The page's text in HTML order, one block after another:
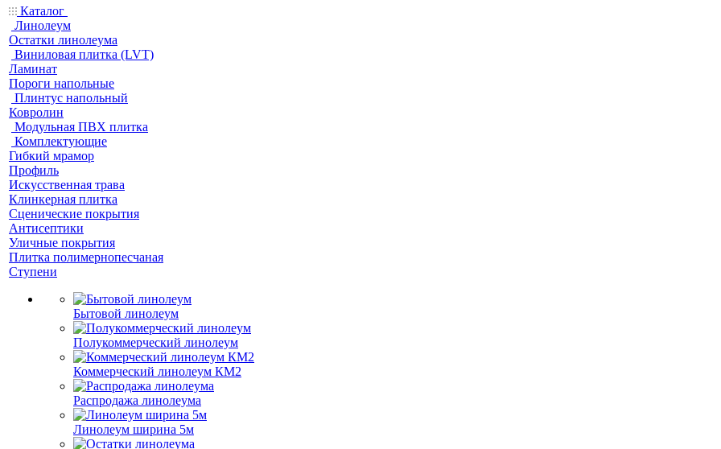
Каталог
Линолеум
Остатки линолеума
Виниловая плитка (LVT)
Ламинат
Пороги напольные
Плинтус напольный
Ковролин
Модульная ПВХ плитка
Комплектующие
Гибкий мрамор
Профиль
Искусственная трава
Клинкерная плитка
Сценические покрытия
Антисептики
Уличные покрытия
Плитка полимернопесчаная
Ступени
Бытовой линолеум
Полукоммерческий линолеум
Коммерческий линолеум КМ2
Распродажа линолеума
Линолеум ширина 5м